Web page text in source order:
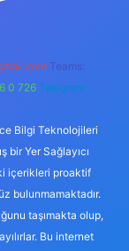
Teams:
0 726 Telegram:
Bilgi Teknolojileri
bir Yer Sağlayıcı
içerikleri proaktif
bulunmamaktadır.
taşımakta olup,
Bu internet